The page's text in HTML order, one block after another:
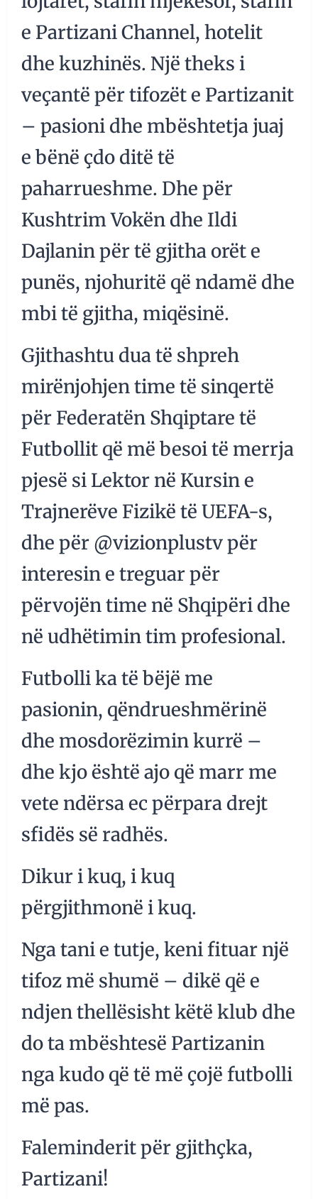
e Partizani Channel, hotelit
dhe kuzhinës. Një theks i
veçantë për tifozët e Partizanit
– pasioni dhe mbështetja juaj
e bënë çdo ditë të
paharrueshme. Dhe për
Kushtrim Vokën dhe Ildi
Dajlanin për të gjitha orët e
punës, njohuritë që ndamë dhe
mbi të gjitha, miqësinë.
Gjithashtu dua të shpreh
mirënjohjen time të sinqertë
për Federatën Shqiptare të
Futbollit që më besoi të merrja
pjesë si Lektor në Kursin e
Trajnerëve Fizikë të UEFA-s,
dhe për @vizionplustv për
interesin e treguar për
përvojën time në Shqipëri dhe
në udhëtimin tim profesional.
Futbolli ka të bëjë me
pasionin, qëndrueshmërinë
dhe mosdorëzimin kurrë –
dhe kjo është ajo që marr me
vete ndërsa ec përpara drejt
sfidës së radhës.
Dikur i kuq, i kuq
përgjithmonë i kuq.
Nga tani e tutje, keni fituar një
tifoz më shumë – dikë që e
ndjen thellësisht këtë klub dhe
do ta mbështesë Partizanin
nga kudo që të më çojë futbolli
më pas.
Faleminderit për gjithçka,
Partizani!